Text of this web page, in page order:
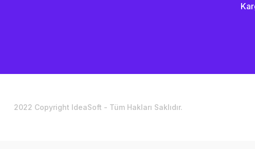
2022 Copyright IdeaSoft - Tüm Hakları Saklıdır.